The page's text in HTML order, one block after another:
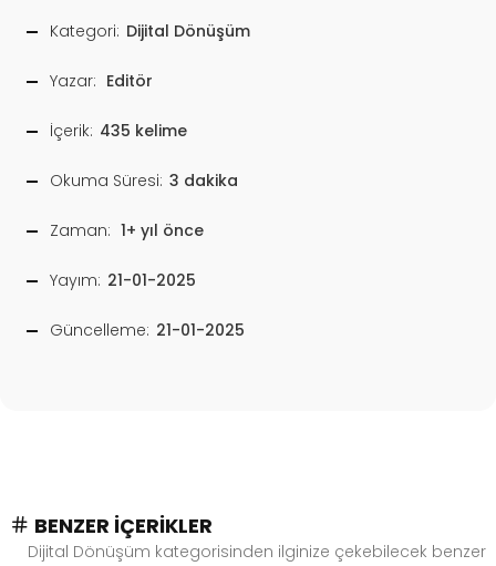
Kategori: Dijital Dönüşüm
Yazar: Editör
İçerik: 435 kelime
Okuma Süresi: 3 dakika
Zaman: 1+ yıl önce
Yayım: 21-01-2025
Güncelleme: 21-01-2025
BENZER İÇERIKLER
Dijital Dönüşüm kategorisinden ilginize çekebilecek benzer